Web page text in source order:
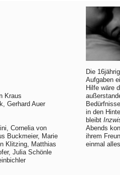
Kraus
Gerhard Auer
Cornelia von
Buckmeier, Marie
Klitzing, Matthias
Julia Schönle
Die
Aufgaben
Hilfe wäre
in den
bleibt
Abends
ihrem
einmal